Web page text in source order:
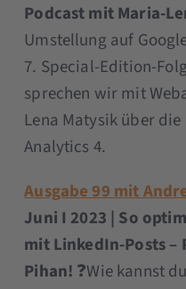
Podcast mit Maria-
Umstellung auf
7. Special-Edition-
sprechen wir mit
Lena Matysik über
Analytics 4.
Ausgabe 99 mit
Juni I 2023 | So
mit LinkedIn-Posts –
Pihan! ❓Wie kannst